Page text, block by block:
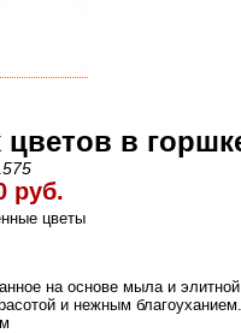
в
руб.
цветы
на основе мыла и
и нежным